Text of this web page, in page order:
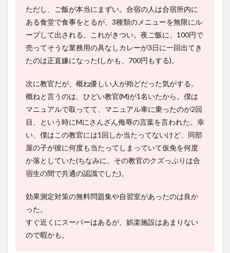
ただし、ご飯が本当にまずい。合宿の人は合宿所内に
ある食堂で食事をとるが、3種類のメニューを無限にル
ープして出される。これがきつい。夜ご飯に、100円で
売ってそうな業務用の具なしカレーが3日に一回出てき
たのは正直嫌になった(しかも、700円もする)。
次に教官だが、概ね優しい人が殆どだった気がする。
概ねと言うのは、ひどい教官(M)が1名いたから。僕は
マニュアルで取ってて、マニュアル車に乗ったのが2回
目、という時にMにさんざん侮辱の言葉を言われた。幸
い、僕はこの教官には1回しか当たってないけど、同部
屋の子が彼に何度も当たってしまっていて仮免を何度
か落としていた(ちなみに、その教官のクズっぷりは合
宿生の間で共通の認識でした)。
効果測定対策の無料問題集や自習室があったのは良か
った。
すぐ近くにスーパーはあるが、娯楽施設はあまりない
ので暇かも。